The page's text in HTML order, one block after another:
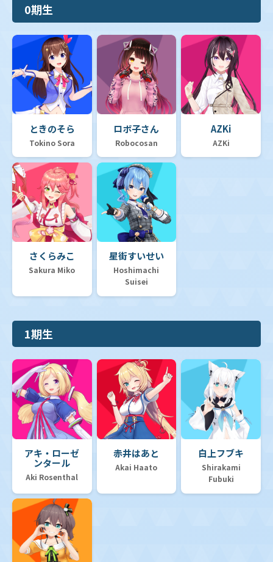
0期生
ときのそら
Tokino Sora
ロボ子さん
Robocosan
AZKi
AZKi
さくらみこ
Sakura Miko
星街すいせい
Hoshimachi
Suisei
1期生
アキ・ローゼ
ンタール
Aki Rosenthal
赤井はあと
Akai Haato
白上フブキ
Shirakami
Fubuki